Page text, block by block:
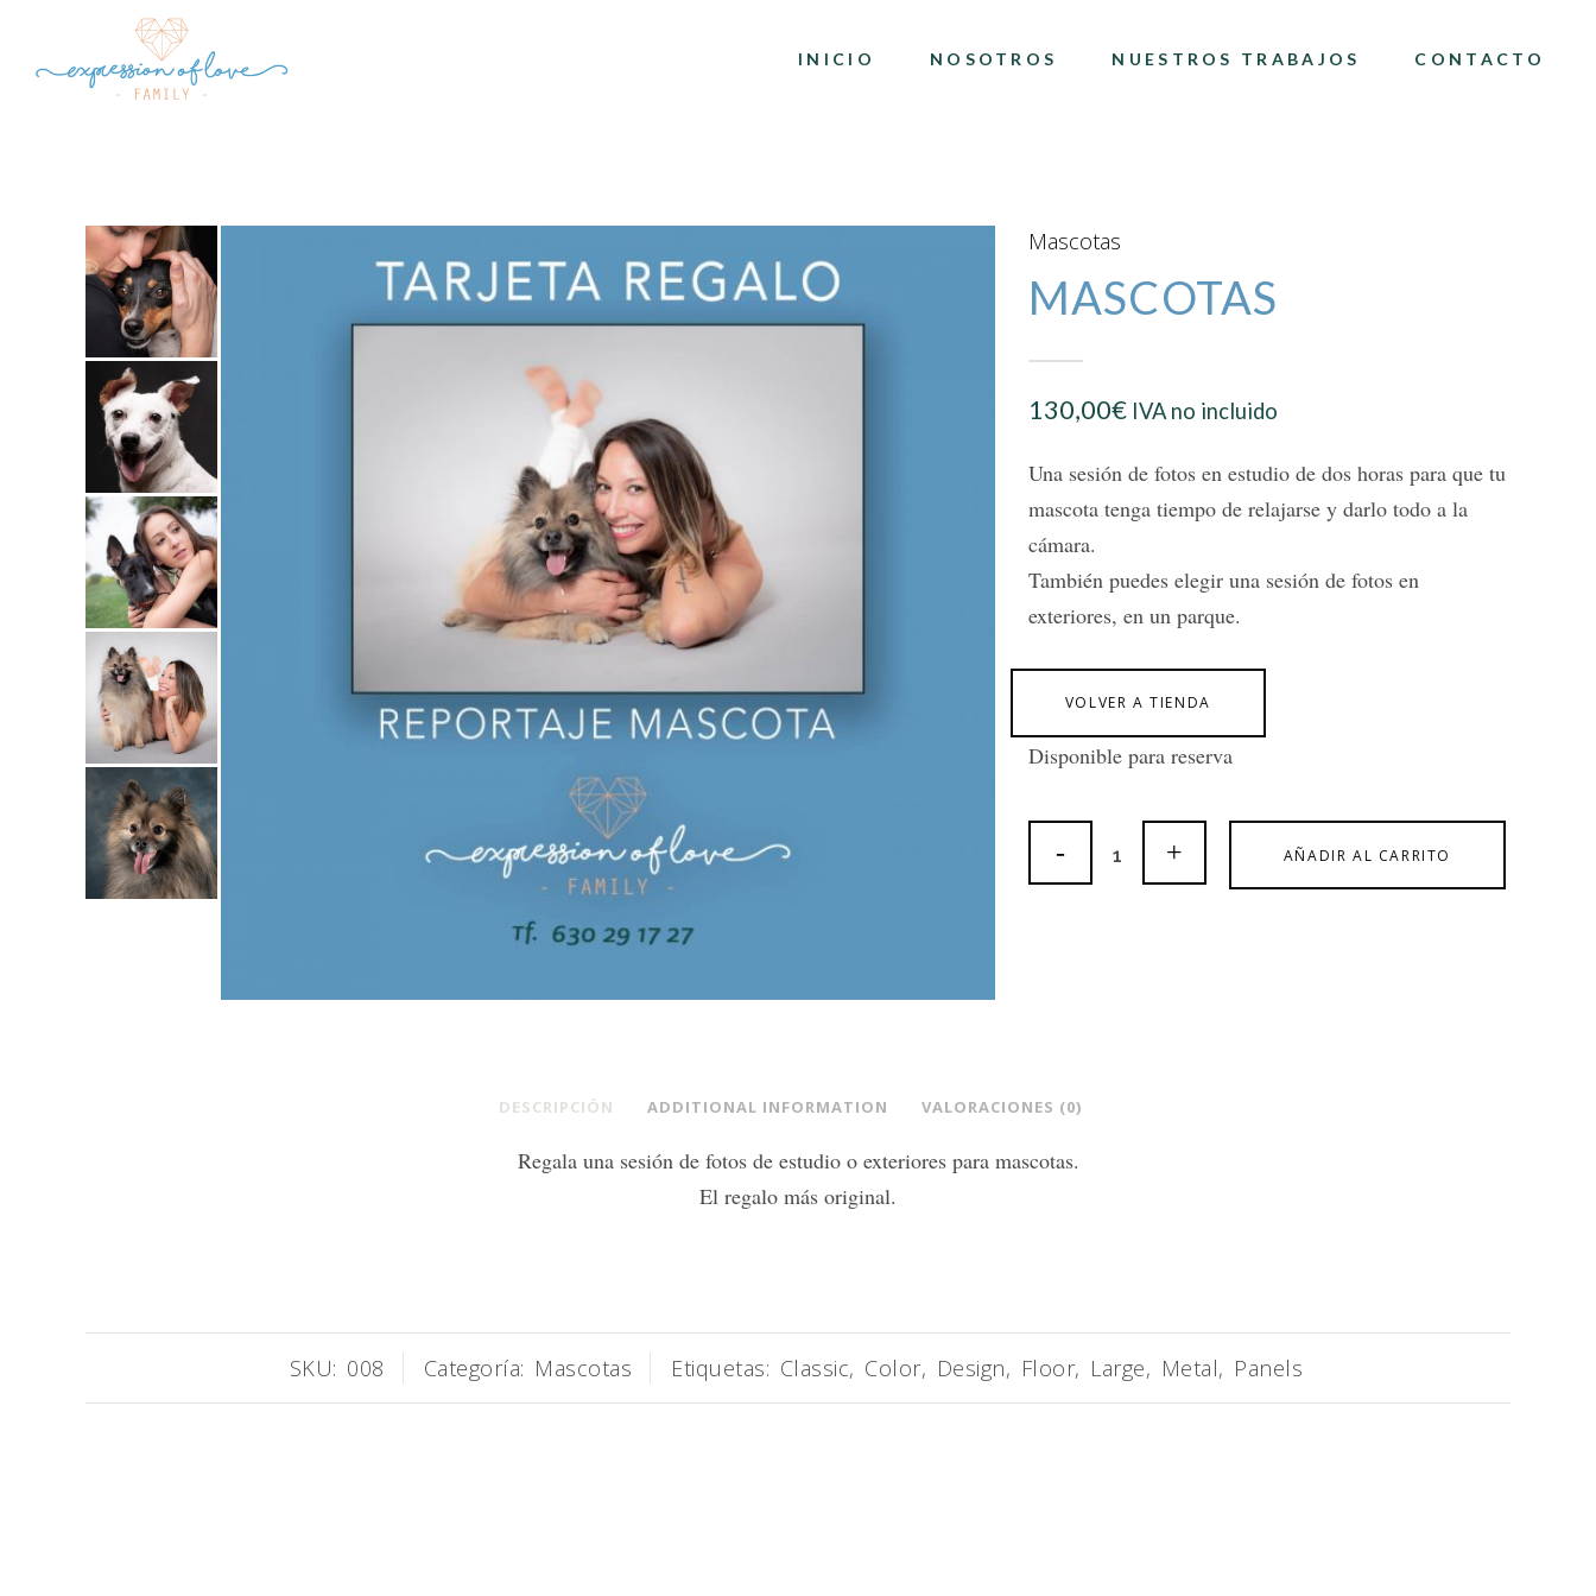
INICIO NOSOTROS NUESTROS TRABAJOS CONTACTO
Mascotas
MASCOTAS
130,00€ IVA no incluido
Una sesión de fotos en estudio de dos horas para que tu
mascota tenga tiempo de relajarse y darlo todo a la
cámara.
También puedes elegir una sesión de fotos en
exteriores, en un parque.
VOLVER A TIENDA
Disponible para reserva
AÑADIR AL CARRITO
DESCRIPCIÓN ADDITIONAL INFORMATION VALORACIONES (0)
Regala una sesión de fotos de estudio o exteriores para mascotas.
El regalo más original.
SKU: 008 Categoría: Mascotas Etiquetas: Classic, Color, Design, Floor, Large, Metal, Panels